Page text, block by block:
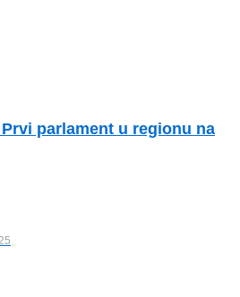
parlament u regionu na